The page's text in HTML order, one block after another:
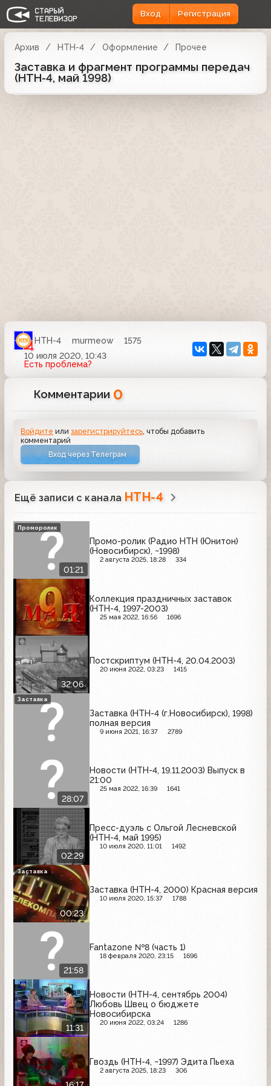
Вход Регистрация
Архив НТН-4 Оформление Прочее
Заставка и фрагмент программы передач
(НТН-4, май 1998)
НТН-4 murmeow
1575
10 июля 2020, 10:43
Есть проблема?
Комментарии 0
Войдите илизарегистрируйтесь , чтобы добавить
комментарий
Вход через Телеграм
Ещё записи с канала НТН-4
01:21
Промо-ролик (Радио НТН (Юнитон)
(Новосибирск), ~1998)
2 августа 2025, 18:28 334
Проморолик
Коллекция праздничных заставок
(НТН-4, 1997-2003)
25 мая 2022, 16:56 1696
32:06
Постскриптум (НТН-4, 20.04.2003)
20 июня 2022, 03:23 1415
Заставка (НТН-4 (г.Новосибирск), 1998)
полная версия
9 июня 2021, 16:37 2789
Заставка
28:07
Новости (НТН-4, 19.11.2003) Выпуск в
21:00
25 мая 2022, 16:39 1641
02:29
Пресс-дуэль с Ольгой Лесневской
(НТН-4, май 1995)
10 июля 2020, 11:01 1492
00:23
Заставка (НТН-4, 2000) Красная версия
10 июля 2020, 15:37 1788
Заставка
21:58
Fantazone №8 (часть 1)
18 февраля 2020, 23:15 1696
11:31
Новости (НТН-4, сентябрь 2004)
Любовь Швец о бюджете
Новосибирска
20 июня 2022, 03:24 1286
Гвоздь (НТН-4, ~1997) Эдита Пьеха
2 августа 2025, 18:23 306